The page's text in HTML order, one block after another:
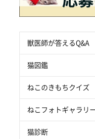
獣医師が答えるQ&A
猫図鑑
ねこのきもちクイズ
ねこフォトギャラリ
猫診断